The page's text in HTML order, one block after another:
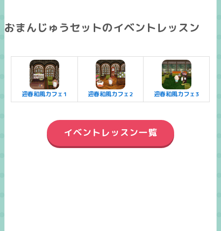
おまんじゅうセットのイベントレッスン
迎春和風カフェ1 迎春和風カフェ2 迎春和風カフェ3
イベントレッスン一覧